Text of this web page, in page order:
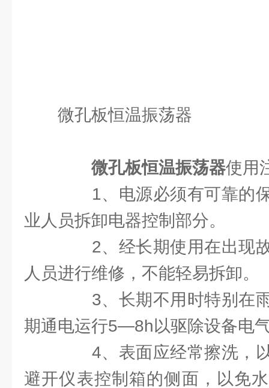
微孔板恒温振荡器
微孔板恒温振荡器使用
1、电源必须有可靠的保
业人员拆卸电器控制部分。
2、经长期使用在出现故
人员进行维修，不能轻易拆卸。
3、长期不用时特别在雨
期通电运行5—8h以驱除设备电
4、表面应经常擦洗，以
避开仪表控制箱的侧面，以免